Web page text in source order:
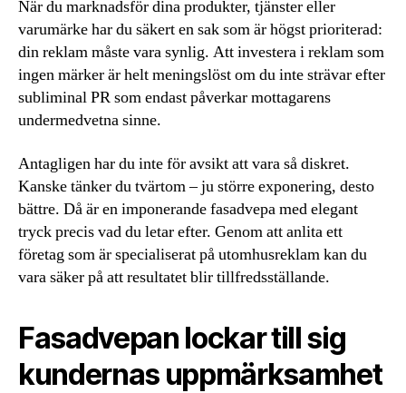
När du marknadsför dina produkter, tjänster eller
varumärke har du säkert en sak som är högst prioriterad:
din reklam måste vara synlig. Att investera i reklam som
ingen märker är helt meningslöst om du inte strävar efter
subliminal PR som endast påverkar mottagarens
undermedvetna sinne.
Antagligen har du inte för avsikt att vara så diskret.
Kanske tänker du tvärtom – ju större exponering, desto
bättre. Då är en imponerande fasadvepa med elegant
tryck precis vad du letar efter. Genom att anlita ett
företag som är specialiserat på utomhusreklam kan du
vara säker på att resultatet blir tillfredsställande.
Fasadvepan lockar till sig
kundernas uppmärksamhet